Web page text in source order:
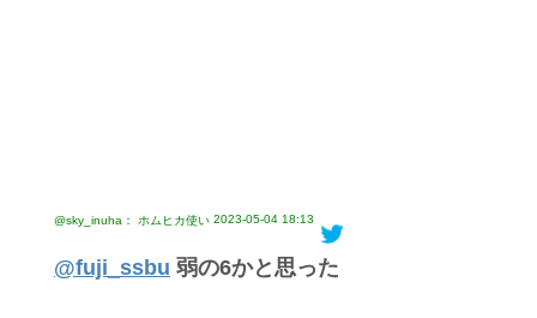
@sky_inuha： ホムヒカ使い 2023-05-04 18:13
@fuji_ssbu 弱の6かと思った